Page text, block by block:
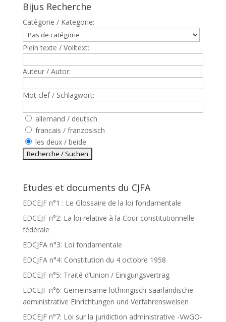
Bijus Recherche
Catègorie / Kategorie:
Plein texte / Volltext:
Auteur / Autor:
Mot clef / Schlagwort:
allemand / deutsch
francais / französisch
les deux / beide
Etudes et documents du CJFA
EDCEJF n°1 : Le Glossaire de la loi fondamentale
EDCEJF n°2: La loi relative à la Cour constitutionnelle
fédérale
EDCJFA n°3: Loi fondamentale
EDCJFA n°4: Constitution du 4 octobre 1958
EDCEJF n°5: Traité d’Union / Einigungsvertrag
EDCEJF n°6: Gemeinsame lothringisch-saarländische
administrative Einrichtungen und Verfahrensweisen
EDCEJF n°7: Loi sur la juridiction administrative -VwGO-